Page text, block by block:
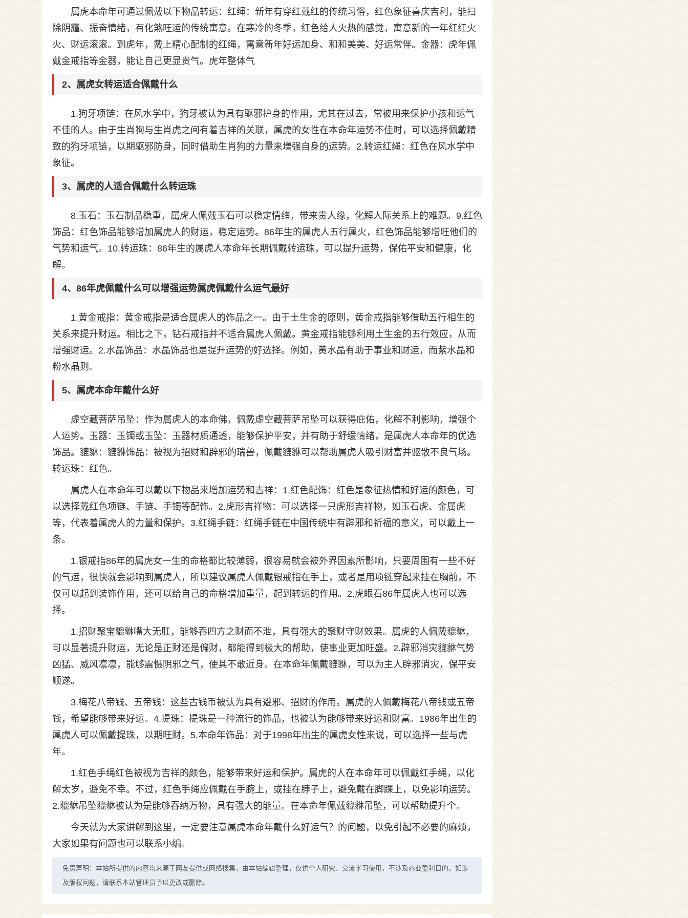
属虎本命年可通过佩戴以下物品转运：红绳：新年有穿红戴红的传统习俗，红色象征喜庆吉利，能扫
除阴霾、振奋情绪，有化煞旺运的传统寓意。在寒冷的冬季，红色给人火热的感觉，寓意新的一年红红火
火、财运滚滚。到虎年，戴上精心配制的红绳，寓意新年好运加身、和和美美、好运常伴。金器：虎年佩
戴金戒指等金器，能让自己更显贵气。虎年整体气
2、属虎女转运适合佩戴什么
1.狗牙项链：在风水学中，狗牙被认为具有驱邪护身的作用，尤其在过去，常被用来保护小孩和运气
不佳的人。由于生肖狗与生肖虎之间有着吉祥的关联，属虎的女性在本命年运势不佳时，可以选择佩戴精
致的狗牙项链，以期驱邪防身，同时借助生肖狗的力量来增强自身的运势。2.转运红绳：红色在风水学中
象征。
3、属虎的人适合佩戴什么转运珠
8.玉石：玉石制品稳重，属虎人佩戴玉石可以稳定情绪，带来贵人缘，化解人际关系上的难题。9.红色
饰品：红色饰品能够增加属虎人的财运，稳定运势。86年生的属虎人五行属火，红色饰品能够增旺他们的
气势和运气。10.转运珠：86年生的属虎人本命年长期佩戴转运珠，可以提升运势，保佑平安和健康，化
解。
4、86年虎佩戴什么可以增强运势属虎佩戴什么运气最好
1.黄金戒指：黄金戒指是适合属虎人的饰品之一。由于土生金的原则，黄金戒指能够借助五行相生的
关系来提升财运。相比之下，钻石戒指并不适合属虎人佩戴。黄金戒指能够利用土生金的五行效应，从而
增强财运。2.水晶饰品：水晶饰品也是提升运势的好选择。例如，黄水晶有助于事业和财运，而紫水晶和
粉水晶则。
5、属虎本命年戴什么好
虚空藏菩萨吊坠：作为属虎人的本命佛，佩戴虚空藏菩萨吊坠可以获得庇佑，化解不利影响，增强个
人运势。玉器：玉镯或玉坠：玉器材质通透，能够保护平安，并有助于舒缓情绪，是属虎人本命年的优选
饰品。貔貅：貔貅饰品：被视为招财和辟邪的瑞兽，佩戴貔貅可以帮助属虎人吸引财富并驱散不良气场。
转运珠：红色。
属虎人在本命年可以戴以下物品来增加运势和吉祥：1.红色配饰：红色是象征热情和好运的颜色，可
以选择戴红色项链、手链、手镯等配饰。2.虎形吉祥物：可以选择一只虎形吉祥物，如玉石虎、金属虎
等，代表着属虎人的力量和保护。3.红绳手链：红绳手链在中国传统中有辟邪和祈福的意义，可以戴上一
条。
1.银戒指86年的属虎女一生的命格都比较薄弱，很容易就会被外界因素所影响，只要周围有一些不好
的气运，很快就会影响到属虎人，所以建议属虎人佩戴银戒指在手上，或者是用项链穿起来挂在胸前，不
仅可以起到装饰作用，还可以给自己的命格增加重量，起到转运的作用。2.虎眼石86年属虎人也可以选
择。
1.招财聚宝貔貅嘴大无肛，能够吞四方之财而不泄，具有强大的聚财守财效果。属虎的人佩戴貔貅，
可以显著提升财运，无论是正财还是偏财，都能得到极大的帮助，使事业更加旺盛。2.辟邪消灾貔貅气势
凶猛、威风凛凛，能够震慑阴邪之气，使其不敢近身。在本命年佩戴貔貅，可以为主人辟邪消灾，保平安
顺遂。
3.梅花八帝钱、五帝钱：这些古钱币被认为具有避邪、招财的作用。属虎的人佩戴梅花八帝钱或五帝
钱，希望能够带来好运。4.提珠：提珠是一种流行的饰品，也被认为能够带来好运和财富。1986年出生的
属虎人可以佩戴提珠，以期旺财。5.本命年饰品：对于1998年出生的属虎女性来说，可以选择一些与虎
年。
1.红色手绳红色被视为吉祥的颜色，能够带来好运和保护。属虎的人在本命年可以佩戴红手绳，以化
解太岁，避免不幸。不过，红色手绳应佩戴在手腕上，或挂在脖子上，避免戴在脚踝上，以免影响运势。
2.貔貅吊坠貔貅被认为是能够吞纳万物，具有强大的能量。在本命年佩戴貔貅吊坠，可以帮助提升个。
今天就为大家讲解到这里，一定要注意属虎本命年戴什么好运气？的问题，以免引起不必要的麻烦，
大家如果有问题也可以联系小编。
免责声明：本站所提供的内容均来源于网友提供或网络搜集，由本站编辑整理，仅供个人研究、交流学习使用，不涉及商业盈利目的。如涉
及版权问题，请联系本站管理员予以更改或删除。